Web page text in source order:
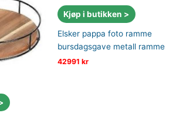
Kjøp i butikken >
Elsker pappa foto ramme
bursdagsgave metall ramme
42991 kr